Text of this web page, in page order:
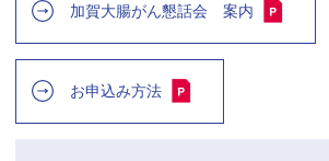
加賀大腸がん懇話会 案内
お申込み方法